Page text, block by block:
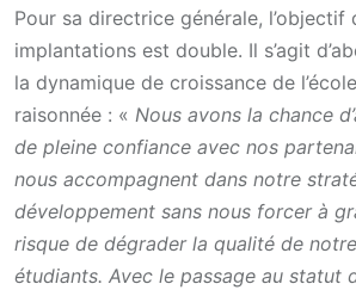
Pour sa directrice générale, l’objectif
implantations est double. Il s’agit
la dynamique de croissance de
raisonnée : « Nous avons la chance
de pleine confiance avec nos
nous accompagnent dans notre
développement sans nous forcer à
risque de dégrader la qualité de
étudiants. Avec le passage au statut